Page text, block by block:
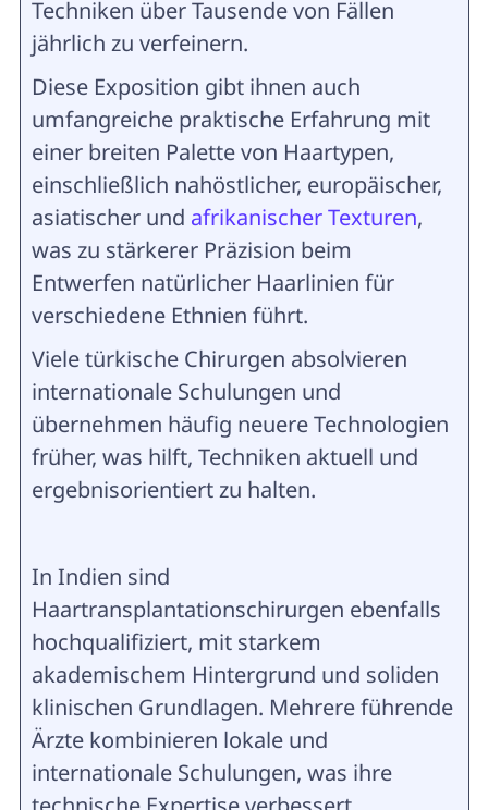
Techniken über Tausende von Fällen
jährlich zu verfeinern.
Diese Exposition gibt ihnen auch
umfangreiche praktische Erfahrung mit
einer breiten Palette von Haartypen,
einschließlich nahöstlicher, europäischer,
asiatischer und afrikanischer Texturen,
was zu stärkerer Präzision beim
Entwerfen natürlicher Haarlinien für
verschiedene Ethnien führt.
Viele türkische Chirurgen absolvieren
internationale Schulungen und
übernehmen häufig neuere Technologien
früher, was hilft, Techniken aktuell und
ergebnisorientiert zu halten.
In Indien sind
Haartransplantationschirurgen ebenfalls
hochqualifiziert, mit starkem
akademischem Hintergrund und soliden
klinischen Grundlagen. Mehrere führende
Ärzte kombinieren lokale und
internationale Schulungen, was ihre